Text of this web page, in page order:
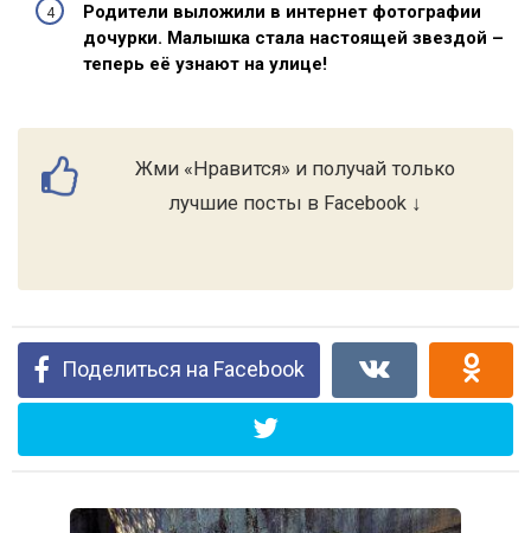
Родители выложили в интернет фотографии
дочурки. Малышка стала настоящей звездой –
теперь её узнают на улице!
Жми «Нравится» и получай только
лучшие посты в Facebook ↓
Поделиться на Facebook